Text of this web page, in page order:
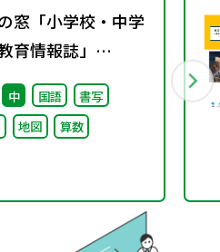
窓「小学校・中学
情報誌」
2025年9月発行
中 国語
書写
地図 算数